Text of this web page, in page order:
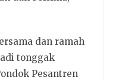
dan ramah
tonggak
Pesantren